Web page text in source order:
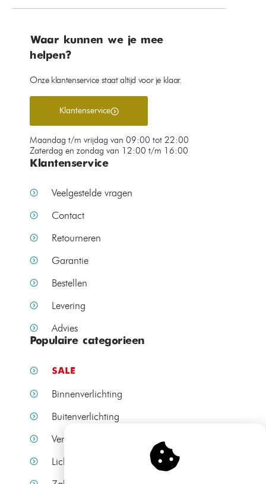
Waar kunnen we je mee
helpen?
Onze klantenservice staat altijd voor je klaar.
Klantenservice
Maandag t/m vrijdag van 09:00 tot 22:00
Zaterdag en zondag van 12:00 t/m 16:00
Klantenservice
Veelgestelde vragen
Contact
Retourneren
Garantie
Bestellen
Levering
Advies
Populaire categorieen
SALE
Binnenverlichting
Buitenverlichting
Verlichting per ruimte
Lichtbronnen